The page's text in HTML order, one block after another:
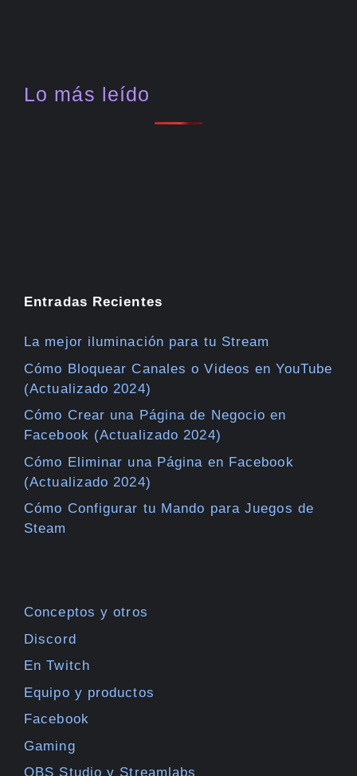
Lo más leído
Entradas Recientes
La mejor iluminación para tu Stream
Cómo Bloquear Canales o Videos en YouTube
(Actualizado 2024)
Cómo Crear una Página de Negocio en
Facebook (Actualizado 2024)
Cómo Eliminar una Página en Facebook
(Actualizado 2024)
Cómo Configurar tu Mando para Juegos de
Steam
Conceptos y otros
Discord
En Twitch
Equipo y productos
Facebook
Gaming
OBS Studio y Streamlabs